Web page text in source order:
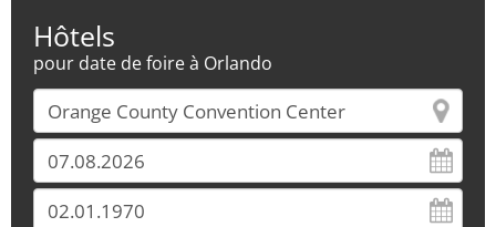
Hôtels
pour date de foire à Orlando